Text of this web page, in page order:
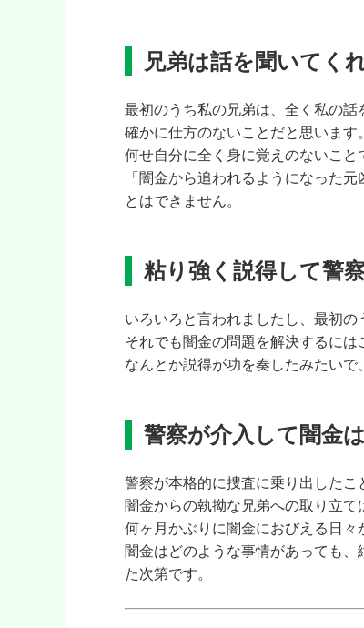
兄弟は話を聞いてく
最初のうち私の兄弟は、全く私の話
確かに仕方のないことだと思います。
何せ自分に全く身に覚えのないこと
「闇金から追われるようになった
とはできません。
粘り強く説得して警
いろいろと言われましたし、最初の
それでも闇金の問題を解決するには
なんとか説得が功を奏したみたいで、
警察が介入して闇金
警察が本格的に捜査に乗り出したこ
闇金からの執拗な兄弟への取り立て
何ヶ月かぶりに闇金におびえる日々
闇金はどのような事情があっても
た次第です。